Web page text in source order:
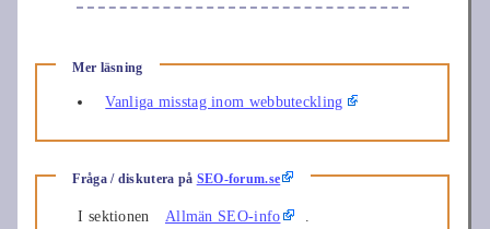
Mer läsning
Vanliga misstag inom webbuteckling
Fråga / diskutera på SEO-forum.se
I sektionen Allmän SEO-info .